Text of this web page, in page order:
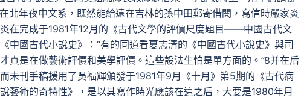
北年夜中文系，既然能給遠在吉林的孫中田郵寄借閱，寫信時嚴家炎
在完成于1981年12月的《古代文學的評價尺度題目——中國古代文
中國古代小說史》：“有的同道看夏志清的《中國古代小說史》與司
真是在做藝術評價和美學評價。這些設法生怕是單方面的。”8并在后
未刊手稿援用了吳福輝頒發于1981年9月《十月》第5期的《古代病
術的奇特性》，是以其寫作時光應該在這之后，大要是1980年月